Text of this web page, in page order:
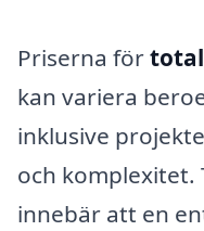
Priserna för
kan variera
inklusive
och
innebär att en